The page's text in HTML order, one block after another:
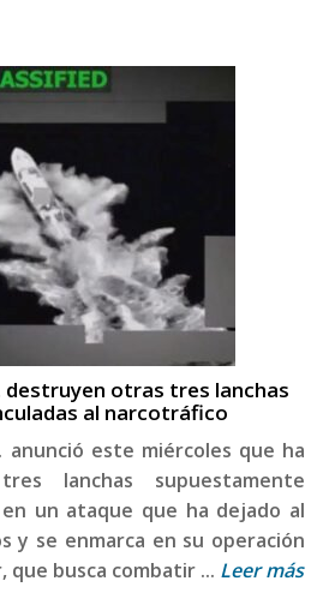
destruyen otras tres lanchas
al narcotráfico
anunció este miércoles que ha
lanchas supuestamente
un ataque que ha dejado al
y se enmarca en su operación
que busca combatir ... Leer más